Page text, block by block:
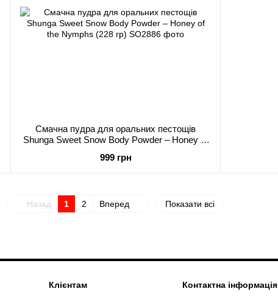
Смачна пудра для оральних пестощів
Shunga Sweet Snow Body Powder – Honey of
999 грн
Назад 1 2 Вперед Показати всі
Клієнтам Контактна інформація